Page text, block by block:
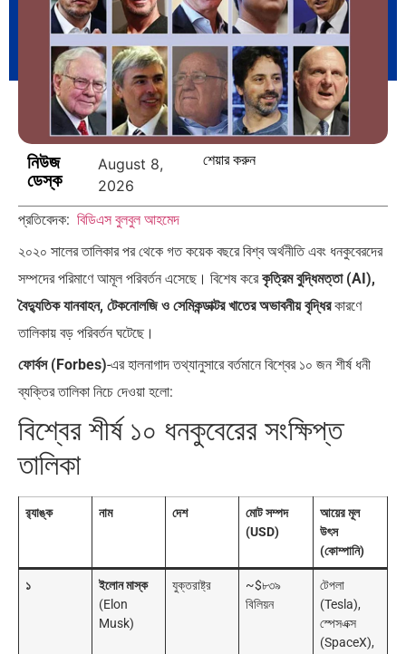
ব্রাজিল ও আর্জেন্টিনার কালো অধ্যায়:… পূর্ব ইউরোপ বনাম তুরস্ক: শত…
পৃথিবীতে বর্তমানে মোট দেশের সংখ্যা…
এশিয়ান সেঞ্চুরির দ্বৈরথ: চীন-ভারতের
বৈশ্বিক…
নিউজ
ডেস্ক
August 8,
2026
শেয়ার করুন
প্রতিবেদক: বিডিএস বুলবুল আহমেদ
২০২০ সালের তালিকার পর থেকে গত কয়েক বছরে বিশ্ব অর্থনীতি এবং ধনকুবেরদের
সম্পদের পরিমাণে আমূল পরিবর্তন এসেছে। বিশেষ করেকৃত্রিম বুদ্ধিমত্তা (AI),
বৈদ্যুতিক যানবাহন, টেকনোলজি ও সেমিকন্ডাক্টর খাতের অভাবনীয় বৃদ্ধিরকারণে
তালিকায় বড় পরিবর্তন ঘটেছে।
ফোর্বস (Forbes)-এর হালনাগাদ তথ্যানুসারে বর্তমানে বিশ্বের ১০ জন শীর্ষ ধনী
ব্যক্তির তালিকা নিচে দেওয়া হলো:
বিশ্বের শীর্ষ ১০ ধনকুবেরের সংক্ষিপ্ত
তালিকা
র‍্যাঙ্ক নাম দেশ
মোট সম্পদ
(USD)
আয়ের মূল
উৎস
(কোম্পানি)
১
ইলোন মাস্ক
(Elon
Musk)
যুক্তরাষ্ট্র
~$৮৩৯
বিলিয়ন
টেপলা
(Tesla),
স্পেসএক্স
(SpaceX),